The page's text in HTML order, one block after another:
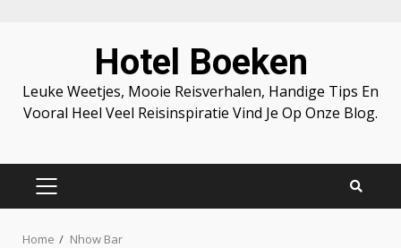
Hotel Boeken
Leuke Weetjes, Mooie Reisverhalen, Handige Tips En
Vooral Heel Veel Reisinspiratie Vind Je Op Onze Blog.
PRIMARY
Home Nhow Bar